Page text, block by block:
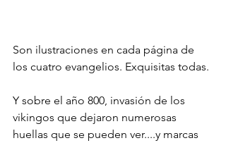
Son ilustraciones en cada página de
los cuatro evangelios. Exquisitas todas.
Y sobre el año 800, invasión de los
vikingos que dejaron numerosas
huellas que se pueden ver....y marcas